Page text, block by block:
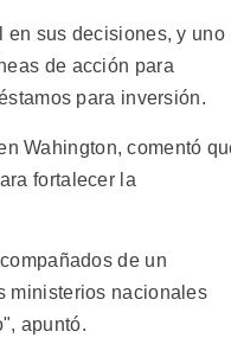
en sus decisiones, y uno
de acción para
para inversión.
Wahington, comentó
fortalecer la
de un
ministerios nacionales
apuntó.